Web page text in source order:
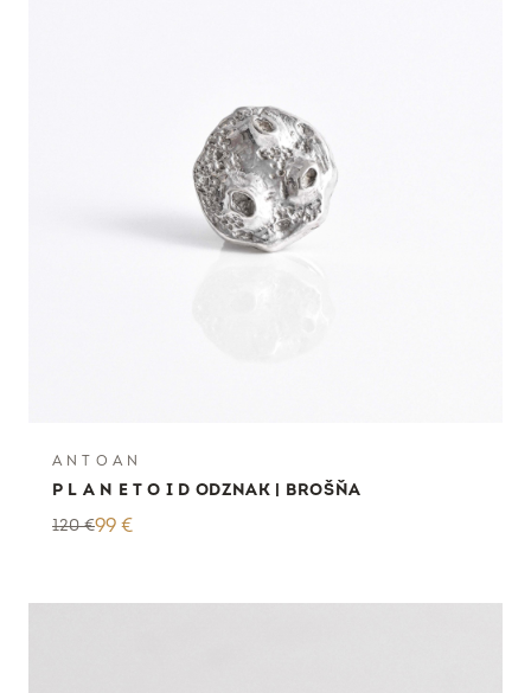
A N T O A N
P L A N E T O I D ODZNAK | BROŠŇA
120€99 €